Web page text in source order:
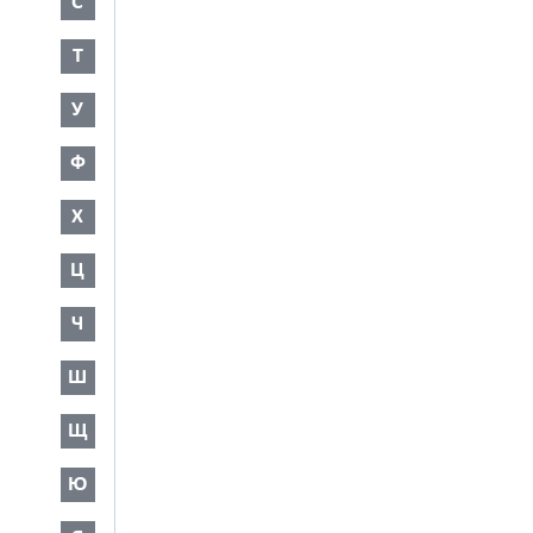
Т
У
Ф
Х
Ц
Ч
Ш
Щ
Ю